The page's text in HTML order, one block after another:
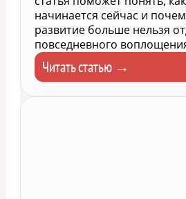
начинается сейчас и
развитие больше нельзя
повседневного
Читать статью →